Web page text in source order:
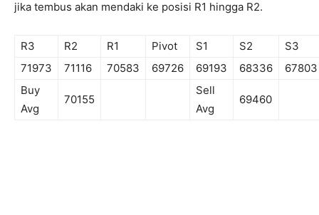
jika tembus akan mendaki ke posisi R1 hingga R2.
R3 R2 R1 Pivot S1 S2
S3
71973
71116 70583 69726 69193 68336
67803
Buy
Avg
70155
Sell
Avg
69460